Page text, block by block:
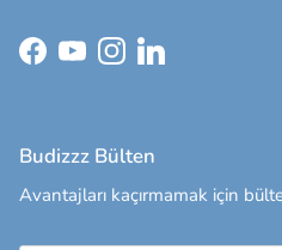
Facebook
YouTubeInstagramLinkedIn
Budizzz Bülten
Avantajları kaçırmamak için